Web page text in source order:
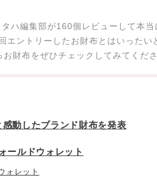
ハ編集部が160個レビューして本当
ントリーしたお財布とはいったい
財布をぜひチェックしてみてくだ
動したブランド財布を発表
ルドウォレット
ォレット